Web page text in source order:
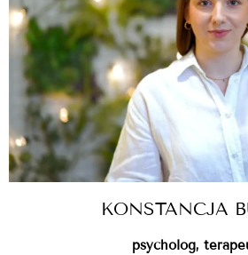
KONSTANCJA
psycholog,